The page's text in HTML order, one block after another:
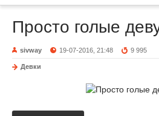
Просто голые
sivway 19-07-2016, 21:48 9 995
Девки